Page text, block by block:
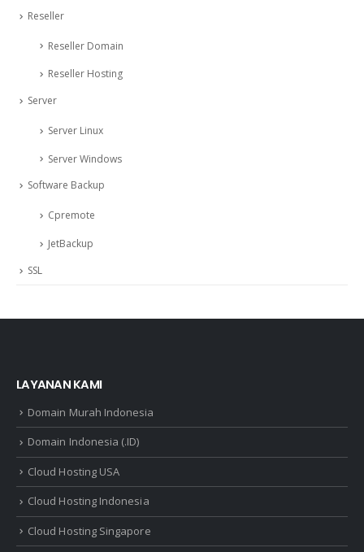
Reseller
Reseller Domain
Reseller Hosting
Server
Server Linux
Server Windows
Software Backup
Cpremote
JetBackup
SSL
LAYANAN KAMI
Domain Murah Indonesia
Domain Indonesia (.ID)
Cloud Hosting USA
Cloud Hosting Indonesia
Cloud Hosting Singapore